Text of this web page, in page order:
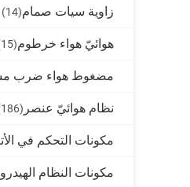
زاوية سيات صمام(14)
هوائيّ هواء خرطوم(15)
مضغوط هواء ضرب
نظام هوائيّ عنصر (186)
مكونات التحكم في
مكونات النظام